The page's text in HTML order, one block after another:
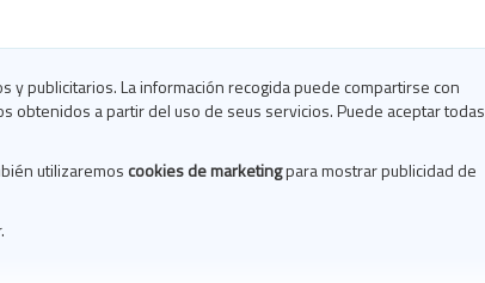
publicitarios. La información recogida puede compartirse con
a partir del uso de seus servicios. Puede aceptar todas
utilizaremos cookies de marketingpara mostrar publicidad de